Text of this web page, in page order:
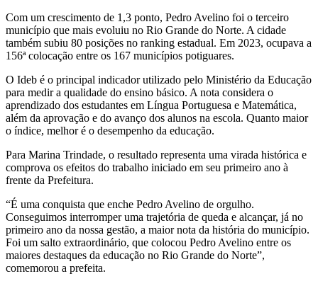
Com um crescimento de 1,3 ponto, Pedro Avelino foi o terceiro
município que mais evoluiu no Rio Grande do Norte. A cidade
também subiu 80 posições no ranking estadual. Em 2023, ocupava a
156ª colocação entre os 167 municípios potiguares.
O Ideb é o principal indicador utilizado pelo Ministério da Educação
para medir a qualidade do ensino básico. A nota considera o
aprendizado dos estudantes em Língua Portuguesa e Matemática,
além da aprovação e do avanço dos alunos na escola. Quanto maior
o índice, melhor é o desempenho da educação.
Para Marina Trindade, o resultado representa uma virada histórica e
comprova os efeitos do trabalho iniciado em seu primeiro ano à
frente da Prefeitura.
“É uma conquista que enche Pedro Avelino de orgulho.
Conseguimos interromper uma trajetória de queda e alcançar, já no
primeiro ano da nossa gestão, a maior nota da história do município.
Foi um salto extraordinário, que colocou Pedro Avelino entre os
maiores destaques da educação no Rio Grande do Norte”,
comemorou a prefeita.